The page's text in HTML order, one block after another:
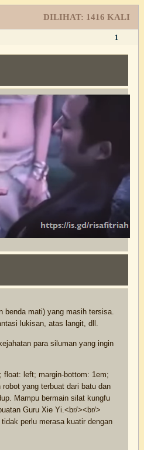
DILIHAT: 1416 KALI
1
benda mati) yang masih tersisa.
lukisan, atas langit, dll.
para siluman yang ingin
float: left; margin-bottom: 1em;
yang terbuat dari batu dan
Mampu bermain silat kungfu
Guru Xie Yi.<br/><br/>
perlu merasa kuatir dengan